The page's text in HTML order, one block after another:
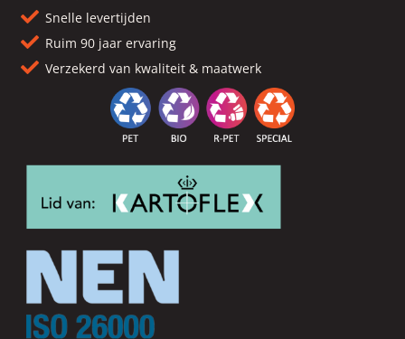
Snelle levertijden
Ruim 90 jaar ervaring
Verzekerd van kwaliteit & maatwerk